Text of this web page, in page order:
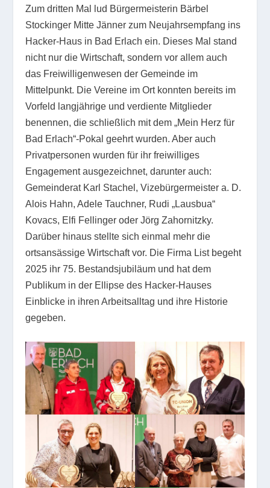
Zum dritten Mal lud Bürgermeisterin Bärbel
Stockinger Mitte Jänner zum Neujahrsempfang ins
Hacker-Haus in Bad Erlach ein. Dieses Mal stand
nicht nur die Wirtschaft, sondern vor allem auch
das Freiwilligenwesen der Gemeinde im
Mittelpunkt. Die Vereine im Ort konnten bereits im
Vorfeld langjährige und verdiente Mitglieder
benennen, die schließlich mit dem „Mein Herz für
Bad Erlach“-Pokal geehrt wurden. Aber auch
Privatpersonen wurden für ihr freiwilliges
Engagement ausgezeichnet, darunter auch:
Gemeinderat Karl Stachel, Vizebürgermeister a. D.
Alois Hahn, Adele Tauchner, Rudi „Lausbua“
Kovacs, Elfi Fellinger oder Jörg Zahornitzky.
Darüber hinaus stellte sich einmal mehr die
ortsansässige Wirtschaft vor. Die Firma List begeht
2025 ihr 75. Bestandsjubiläum und hat dem
Publikum in der Ellipse des Hacker-Hauses
Einblicke in ihren Arbeitsalltag und ihre Historie
gegeben.